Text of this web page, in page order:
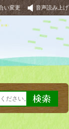
い変更 音声読み上げ